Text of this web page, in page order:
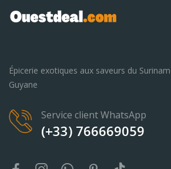
Épicerie exotiques aux saveurs du
Guyane
Service client WhatsApp
(+33) 766669059